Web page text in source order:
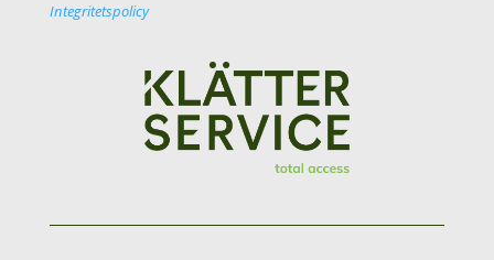
Integritetspolicy